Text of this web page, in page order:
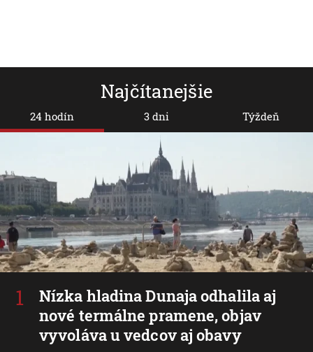
Najčítanejšie
24 hodín
Nízka hladina Dunaja odhalila aj
nové termálne pramene, objav
vyvoláva u vedcov aj obavy
3 dni Týždeň